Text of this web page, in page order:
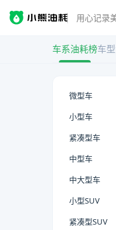
用心记录
车系油耗榜车
微型车
小型车
紧凑型车
中型车
中大型车
小型SUV
紧凑型SUV